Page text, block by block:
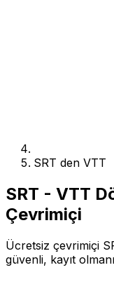
SRT den VTT
SRT - VTT
Çevrimiçi
Ücretsiz çevrimiçi
güvenli, kayıt